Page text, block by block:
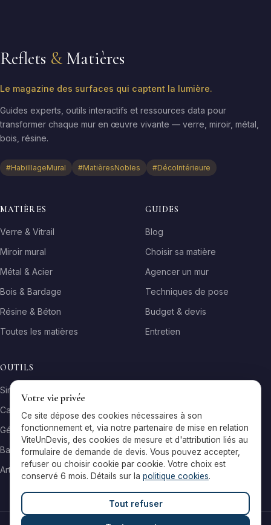
Reflets & Matières
Le magazine des surfaces qui captent la lumière.
Guides experts, outils interactifs et ressources data pour
transformer chaque mur en œuvre vivante — verre, miroir, métal,
bois, résine.
#HabilllageMural #MatièresNobles #DécoIntérieure
MATIÈRES
Verre & Vitrail
Miroir mural
Métal & Acier
Bois & Bardage
Résine & Béton
Toutes les matières
GUIDES
Blog
Choisir sa matière
Agencer un mur
Techniques de pose
Budget & devis
Entretien
OUTILS
Simulateur matière
Calculateur surface
Générateur galerie
Baromètre de prix
Artisans par ville
Votre vie privée
Ce site dépose des cookies nécessaires à son
fonctionnement et, via notre partenaire de mise en relation
ViteUnDevis, des cookies de mesure et d'attribution liés au
formulaire de demande de devis. Vous pouvez accepter,
refuser ou choisir cookie par cookie. Votre choix est
conservé 6 mois. Détails sur la politique cookies.
Tout refuser